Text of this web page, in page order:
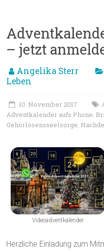
– jetzt
Angelika Sterr
Leben
10. November 2017
Adventkalender aufs Phone,
Gehörlosensseelsorge,
Videoadventkalender
Herzliche Einladung zum